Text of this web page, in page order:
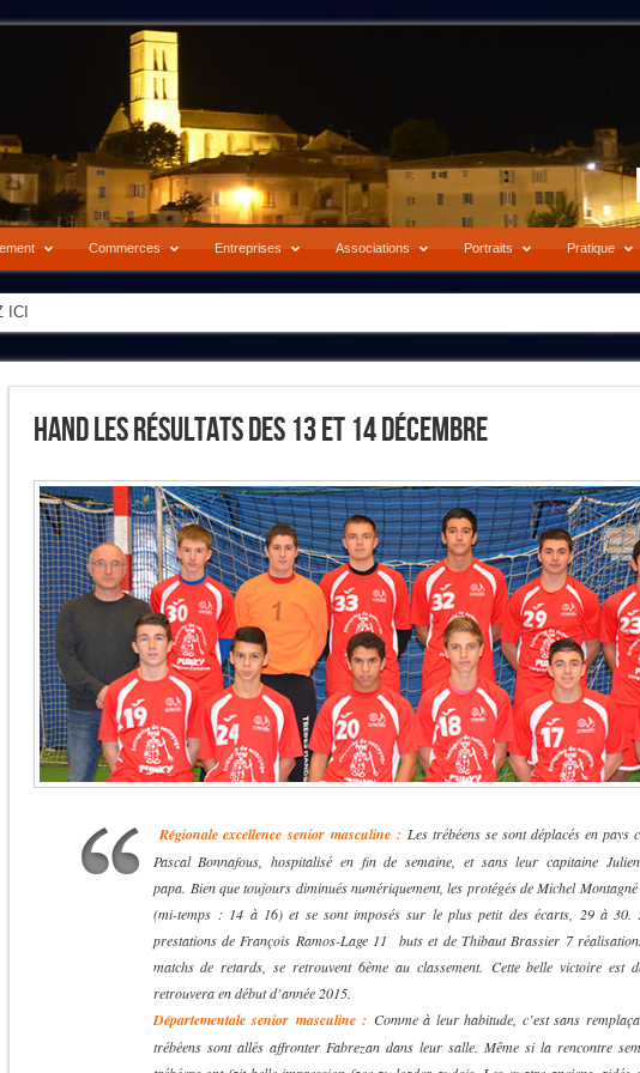
Commerces Entreprises Associations Portraits Pratique
ICI
Hand Les Résultats Des 13 Et 14 Décembre
Régionale excellence senior masculine : Les trébéens se sont déplacés en pays
Pascal Bonnafous, hospitalisé en fin de semaine, et sans leur capitaine
papa. Bien que toujours diminués numériquement, les protégés de Michel
(mi-temps : 14 à 16) et se sont imposés sur le plus petit des écarts, 29 à 30.
prestations de François Ramos-Lage 11 buts et de Thibaut Brassier 7
matchs de retards, se retrouvent 6ème au classement. Cette belle victoire est
retrouvera en début d’année 2015.
Départementale senior masculine : Comme à leur habitude, c’est sans
trébéens sont allés affronter Fabrezan dans leur salle. Même si la rencontre